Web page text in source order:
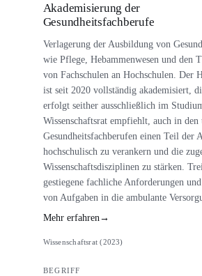
Akademisierung der
Gesundheitsfachberufe
Verlagerung der Ausbildung von
wie Pflege, Hebammenwesen und den
von Fachschulen an Hochschulen. Der
ist seit 2020 vollständig akademisiert,
erfolgt seither ausschließlich im
Wissenschaftsrat empfiehlt, auch in den
Gesundheitsfachberufen einen Teil der
hochschulisch zu verankern und die
Wissenschaftsdisziplinen zu stärken.
gestiegene fachliche Anforderungen
von Aufgaben in die ambulante
Mehr erfahren →
Wissenschaftsrat (2023)
BEGRIFF